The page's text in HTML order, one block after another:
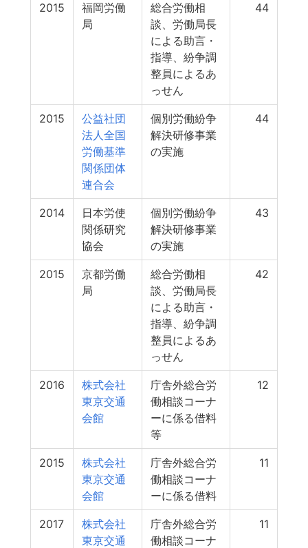
2015
福岡労働
局
総合労働相
談、労働局長
による助言・
指導、紛争調
整員によるあ
っせん
44
2015
公益社団
法人全国
労働基準
関係団体
連合会
個別労働紛争
解決研修事業
の実施
44
2014
日本労使
関係研究
協会
個別労働紛争
解決研修事業
の実施
43
2015
京都労働
局
総合労働相
談、労働局長
による助言・
指導、紛争調
整員によるあ
っせん
42
2016
株式会社
東京交通
会館
庁舎外総合労
働相談コーナ
ーに係る借料
等
12
2015
株式会社
東京交通
会館
庁舎外総合労
働相談コーナ
ーに係る借料
11
2017
株式会社
東京交通
庁舎外総合労
働相談コーナ
11